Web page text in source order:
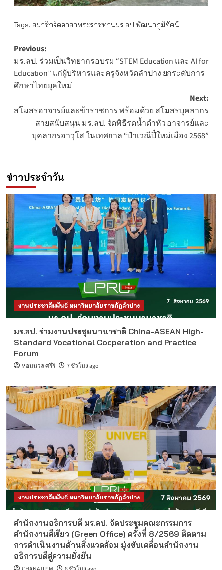
Tags: สมาชิกจิตอาสาพระราชทานมร.ลป.พัฒนาภูมิทัศน์
Post
navigation
Previous:
มร.ลป. ร่วมเป็นวิทยากรอบรม “STEM Education และ AI for
Education” แก่ผู้บริหารและครูจังหวัดลำปาง ยกระดับการ
ศึกษาไทยยุคใหม่
Next:
สโมสรอาจารย์และข้าราชการ พร้อมด้วย สโมสรบุคลากร
สายสนับสนุน มร.ลป. จัดพิธีรดน้ำดำหัว อาจารย์และ
บุคลากรอาวุโส ในเทศกาล “ป๋าเวณีปี๋ใหม่เมือง 2568”
ข่าวประจำวัน
งานประชาสัมพันธ์ มหาวิทยาลัยราชภัฏลำปาง
มร.ลป. ร่วมงานประชุมนานาชาติ China-ASEAN High-
Standard Vocational Cooperation and Practice
Forum
หอมนวล ศรีริ 7 ชั่วโมง ago
งานประชาสัมพันธ์ มหาวิทยาลัยราชภัฏลำปาง
สำนักงานอธิการบดี มร.ลป. จัดประชุมคณะกรรมการ
สำนักงานสีเขียว (Green Office) ครั้งที่ 8/2569 ติดตาม
การดำเนินงานด้านสิ่งแวดล้อม มุ่งขับเคลื่อนสำนักงาน
อธิการบดีสู่ความยั่งยืน